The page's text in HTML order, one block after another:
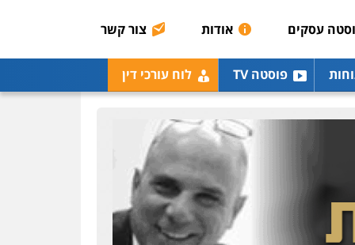
עסקים אודות צור קשר
פוסטה TV לוח עורכי דין
0507120031
עו"ד אייל אביטל
פלילי פשיעה חמורה
מעצרים וחקירות
0544712201
עו"ד בועז קניג
פלילי משפחה כלכלי
0507003001